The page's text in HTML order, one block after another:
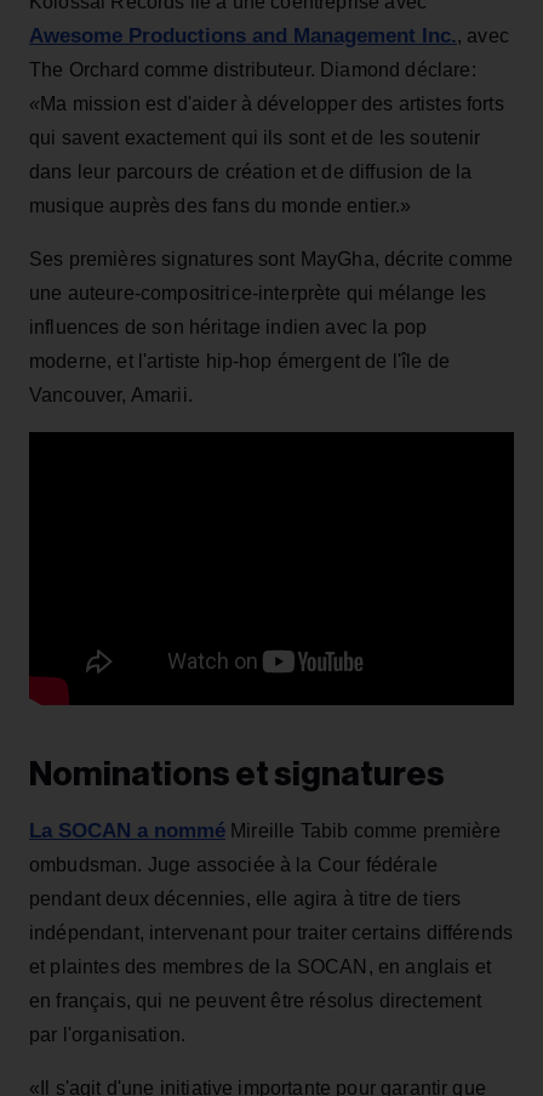
Awesome Productions and Management Inc., avec
The Orchard comme distributeur. Diamond déclare:
«Ma mission est d'aider à développer des artistes forts
qui savent exactement qui ils sont et de les soutenir
dans leur parcours de création et de diffusion de la
musique auprès des fans du monde entier.»
Ses premières signatures sont MayGha, décrite comme
une auteure-compositrice-interprète qui mélange les
influences de son héritage indien avec la pop
moderne, et l'artiste hip-hop émergent de l'île de
Vancouver, Amarii.
Nominations et signatures
La SOCAN a nommé Mireille Tabib comme première
ombudsman. Juge associée à la Cour fédérale
pendant deux décennies, elle agira à titre de tiers
indépendant, intervenant pour traiter certains différends
et plaintes des membres de la SOCAN, en anglais et
en français, qui ne peuvent être résolus directement
par l'organisation.
«Il s'agit d'une initiative importante pour garantir que